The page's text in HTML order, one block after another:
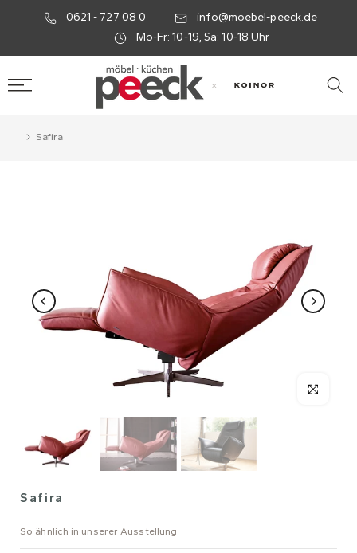
0621 - 727 08 0
info@moebel-peeck.de
Mo-Fr: 10-19, Sa: 10-18 Uhr
×
Safira
Safira
So ähnlich in unserer Ausstellung